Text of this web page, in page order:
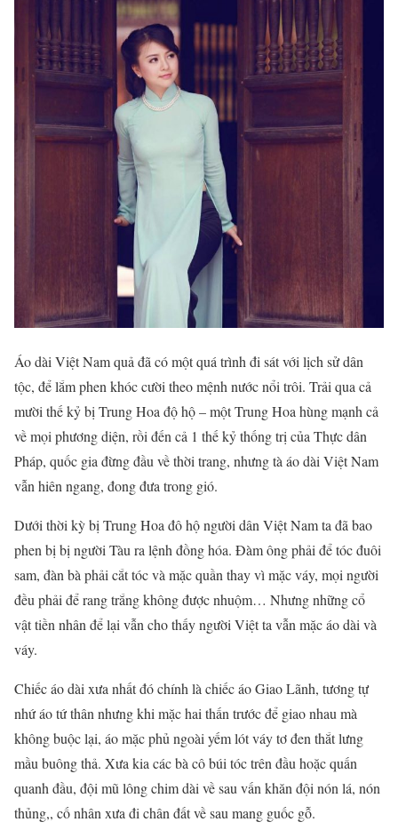
Áo dài Việt Nam quả đã có một quá trình đi sát với lịch sử dân
tộc, để lắm phen khóc cười theo mệnh nước nổi trôi. Trải qua cả
mười thế kỷ bị Trung Hoa độ hộ – một Trung Hoa hùng mạnh cả
về mọi phương diện, rồi đến cả 1 thế kỷ thống trị của Thực dân
Pháp, quốc gia đừng đầu về thời trang, nhưng tà áo dài Việt Nam
vẫn hiên ngang, đong đưa trong gió.
Dưới thời kỳ bị Trung Hoa đô hộ người dân Việt Nam ta đã bao
phen bị bị người Tàu ra lệnh đồng hóa. Đàm ông phải để tóc đuôi
sam, đàn bà phải cắt tóc và mặc quần thay vì mặc váy, mọi người
đều phải để rang trắng không được nhuộm… Nhưng những cổ
vật tiền nhân để lại vẫn cho thấy người Việt ta vẫn mặc áo dài và
váy.
Chiếc áo dài xưa nhất đó chính là chiếc áo Giao Lãnh, tương tự
nhứ áo tứ thân nhưng khi mặc hai thấn trước để giao nhau mà
không buộc lại, áo mặc phủ ngoài yếm lót váy tơ đen thắt lưng
mầu buông thả. Xưa kia các bà cô búi tóc trên đầu hoặc quấn
quanh đầu, đội mũ lông chim dài về sau vấn khăn đội nón lá, nón
thủng,, cố nhân xưa đi chân đất về sau mang guốc gỗ.